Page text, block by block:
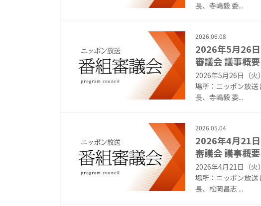
長、寺嶋毅 委...
2026.06.08
2026年5月26
審議会 議事概要
2026年5月26日（火
場所：ニッポン放送
長、寺嶋毅 委...
2026.05.04
2026年4月21
審議会 議事概要
2026年4月21日（火
場所：ニッポン放送
長、松岡昌志 ...